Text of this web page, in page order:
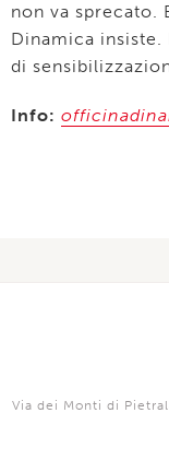
non va sprecato.
Dinamica
di
Info:
Via dei Monti di